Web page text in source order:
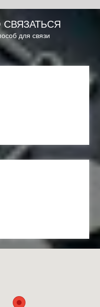
для связи